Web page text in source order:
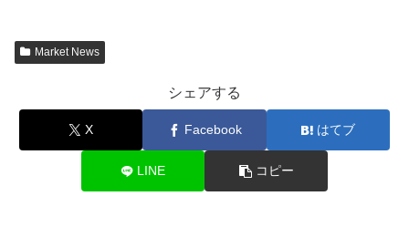
Market News
シェアする
X Facebook はてブ
LINE コピー